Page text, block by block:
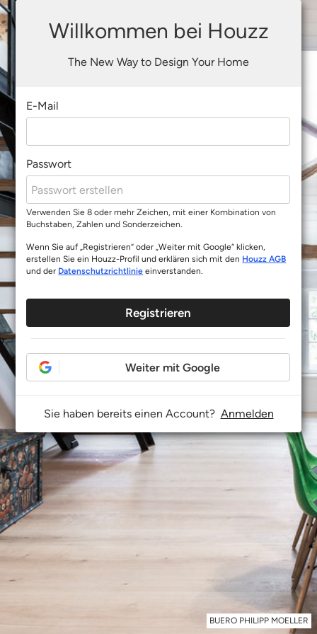
BUERO PHILIPP MOELLER
Willkommen bei Houzz
The New Way to Design Your Home
E-Mail
Passwort
Verwenden Sie 8 oder mehr Zeichen, mit einer Kombination von
Buchstaben, Zahlen und Sonderzeichen.
Wenn Sie auf „Registrieren“ oder „Weiter mit Google“ klicken,
erstellen Sie ein Houzz-Profil und erklären sich mit den Houzz AGB
und der Datenschutzrichtlinie einverstanden.
Registrieren
Weiter mit Google
Sie haben bereits einen Account? Anmelden